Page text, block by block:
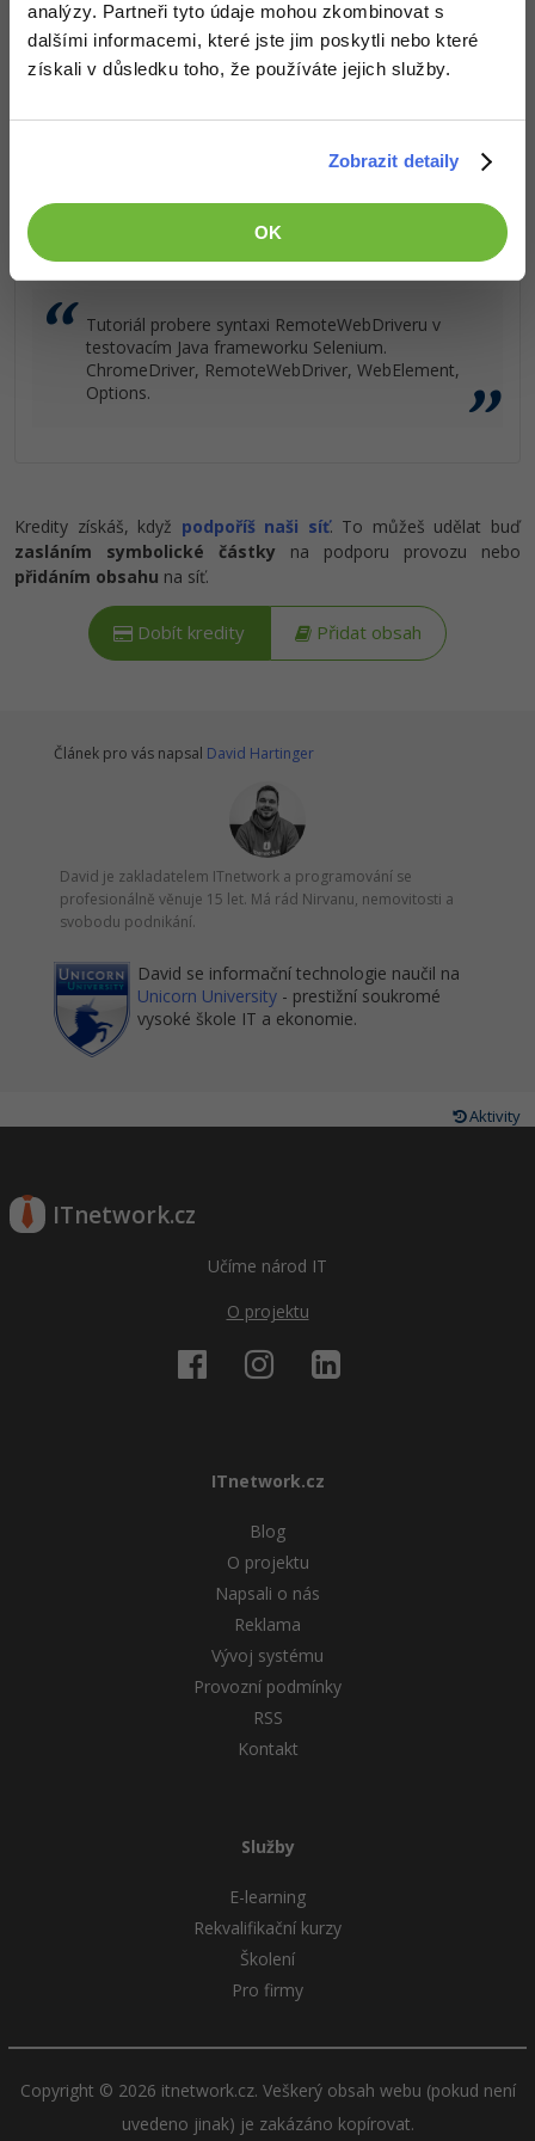
analýzy. Partneři tyto údaje mohou zkombinovat s
dalšími informacemi, které jste jim poskytli nebo které
získali v důsledku toho, že používáte jejich služby.
Zobrazit detaily
OK
Windows
Fórum
Fórum
Kvalitní znalostiv oblasti IT.
Dovednosti, které ti pomohou získat vysněnou a
dobře placenou práci.
Popis článku
Požadovaný článek má následující obsah:
Tutoriál probere syntaxi RemoteWebDriveru v
testovacím Java frameworku Selenium.
ChromeDriver, RemoteWebDriver, WebElement,
Options.
Kredity získáš, když podpoříš naši síť. To můžeš udělat buď
zasláním symbolické částky na podporu provozu nebo
přidáním obsahu na síť.
Dobít kredity Přidat obsah
Článek pro vás napsal David Hartinger
David je zakladatelem ITnetwork a programování se
profesionálně věnuje 15 let. Má rád Nirvanu, nemovitosti a
svobodu podnikání.
David se informační technologie naučil na
Unicorn University - prestižní soukromé
vysoké škole IT a ekonomie.
Aktivity
ITnetwork.cz
Učíme národ IT
O projektu
ITnetwork.cz
Blog
O projektu
Napsali o nás
Reklama
Vývoj systému
Provozní podmínky
RSS
Kontakt
Služby
E-learning
Rekvalifikační kurzy
Školení
Pro firmy
Copyright © 2026 itnetwork.cz. Veškerý obsah webu (pokud není
uvedeno jinak) je zakázáno kopírovat.